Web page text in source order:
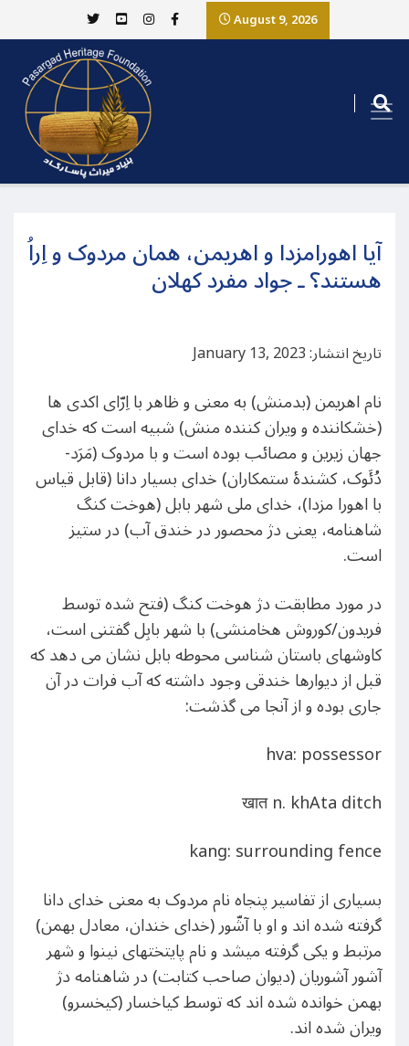
August 9, 2026
آیا اهورامزدا و اهریمن، همان مردوک و اِراُ
هستند؟ ـ جواد مفرد کهلان
تاریخ انتشار: January 13, 2023
نام اهریمن (بدمنش) به معنی و ظاهر با اِرّای اکدی ها
(خشکاننده و ویران کننده منش) شبیه است که خدای
جهان زیرین و مصائب بوده است و با مردوک (مَرَد-
دُئَوک، کشندهٔ ستمکاران) خدای بسیار دانا (قابل قیاس
با اهورا مزدا)، خدای ملی شهر بابل (هوخت کنگ
شاهنامه، یعنی دژ محصور در خندق آب) در ستیز
است.
در مورد مطابقت دژ هوخت کنگ (فتح شده توسط
فریدون/کوروش هخامنشی) با شهر بابِل گفتنی است،
کاوشهای باستان شناسی محوطه بابل نشان می دهد که
قبل از دیوارها خندقی وجود داشته که آب فرات در آن
جاری بوده و از آنجا می گذشت:
hva: possessor
खात n. khAta ditch
kang: surrounding fence
بسیاری از تفاسیر پنجاه نام مردوک به معنی خدای دانا
گرفته شده اند و او با آشّور (خدای خندان، معادل بهمن)
مرتبط و یکی گرفته میشد و نام پایتختهای نینوا و شهر
آشور آشوریان (دیوان صاحب کتابت) در شاهنامه دژ
بهمن خوانده شده اند که توسط کیاخسار (کیخسرو)
ویران شده اند.